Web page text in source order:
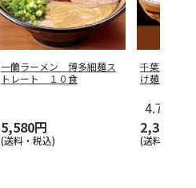
一蘭ラーメン 博多細麺ス
トレート １０食
5,580円
(送料・税込)
千葉中華蕎
け麺４食
4.7
2,340円
(送料・税込)